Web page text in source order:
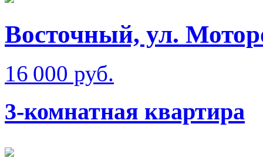
Восточный, ул.
16 000 руб.
3-комнатная квартира